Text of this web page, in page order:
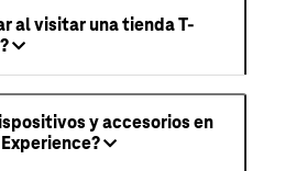
al visitar una tienda T-
y accesorios en